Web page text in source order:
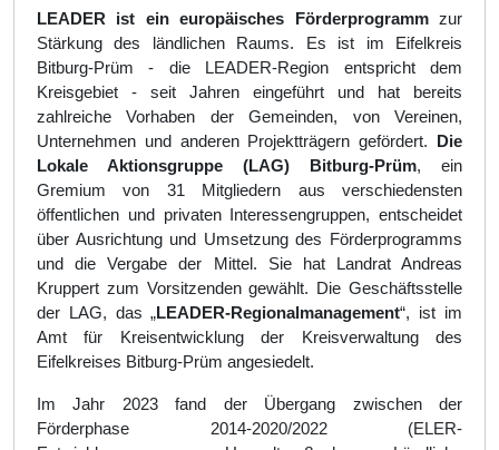
LEADER ist ein europäisches Förderprogrammzur
Stärkung des ländlichen Raums. Es ist im Eifelkreis
Bitburg-Prüm - die LEADER-Region entspricht dem
Kreisgebiet - seit Jahren eingeführt und hat bereits
zahlreiche Vorhaben der Gemeinden, von Vereinen,
Unternehmen und anderen Projektträgern gefördert. Die
Lokale Aktionsgruppe (LAG) Bitburg-Prüm, ein
Gremium von 31 Mitgliedern aus verschiedensten
öffentlichen und privaten Interessengruppen, entscheidet
über Ausrichtung und Umsetzung des Förderprogramms
und die Vergabe der Mittel. Sie hat Landrat Andreas
Kruppert zum Vorsitzenden gewählt. Die Geschäftsstelle
der LAG, das „LEADER-Regionalmanagement“, ist im
Amt für Kreisentwicklung der Kreisverwaltung des
Eifelkreises Bitburg-Prüm angesiedelt.
Im Jahr 2023 fand der Übergang zwischen der
Förderphase 2014-2020/2022 (ELER-